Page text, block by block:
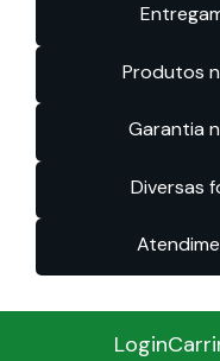
Produtos
Garantia
Diversas
Login